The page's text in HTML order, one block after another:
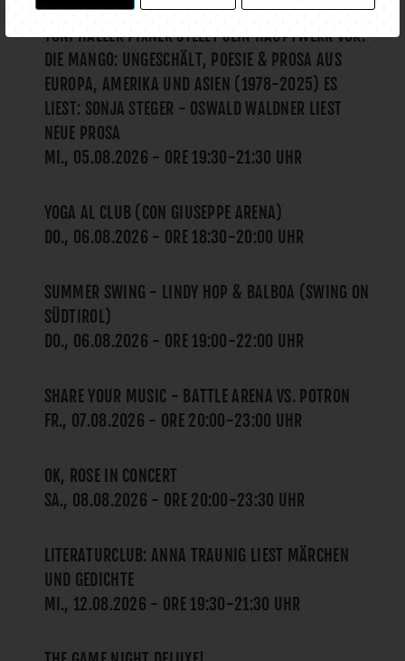
LITERATURCLUB: BUCHVORSTELLUNG UND GESPRÄCH
TONI HALLER PIXNER STELLT SEIN HAUPTWERK VOR:
DIE MANGO: UNGESCHÄLT, POESIE & PROSA AUS
EUROPA, AMERIKA UND ASIEN (1978-2025) ES
LIEST: SONJA STEGER - OSWALD WALDNER LIEST
NEUE PROSA
MI., 05.08.2026 - ORE 19:30-21:30 UHR
YOGA AL CLUB (CON GIUSEPPE ARENA)
DO., 06.08.2026 - ORE 18:30-20:00 UHR
SUMMER SWING - LINDY HOP & BALBOA (SWING ON
SÜDTIROL)
DO., 06.08.2026 - ORE 19:00-22:00 UHR
SHARE YOUR MUSIC - BATTLE ARENA VS. POTRON
FR., 07.08.2026 - ORE 20:00-23:00 UHR
OK, ROSE IN CONCERT
SA., 08.08.2026 - ORE 20:00-23:30 UHR
LITERATURCLUB: ANNA TRAUNIG LIEST MÄRCHEN
UND GEDICHTE
MI., 12.08.2026 - ORE 19:30-21:30 UHR